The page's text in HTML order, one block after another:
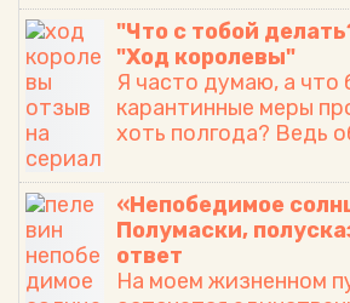
"Что с тобой
"Ход королевы"
Я часто думаю, а что
карантинные меры
хоть полгода? Ведь
«Непобедимое
Полумаски,
ответ
На моем жизненном